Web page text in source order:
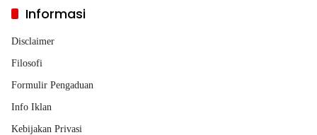
Informasi
Disclaimer
Filosofi
Formulir Pengaduan
Info Iklan
Kebijakan Privasi